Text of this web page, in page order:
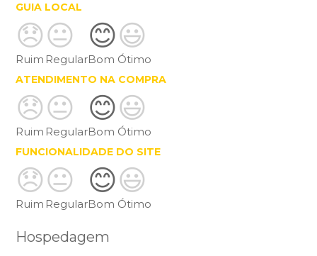
GUIA LOCAL
😞
Ruim
😐
Regular
😊
Bom
😃
Ótimo
ATENDIMENTO NA COMPRA
😞
Ruim
😐
Regular
😊
Bom
😃
Ótimo
FUNCIONALIDADE DO SITE
😞
Ruim
😐
Regular
😊
Bom
😃
Ótimo
Hospedagem